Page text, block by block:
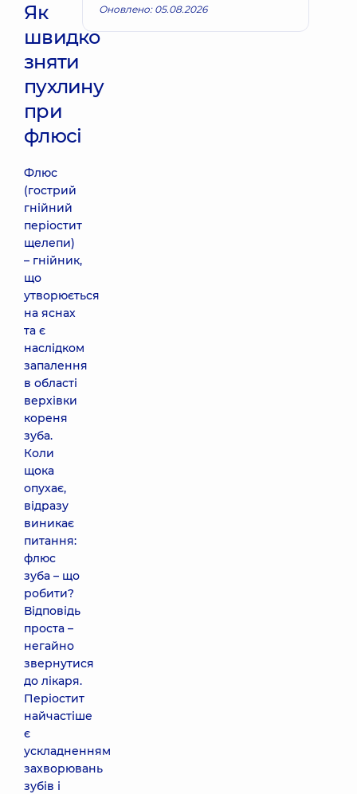
Як
швидко
зняти
пухлину
при
флюсі
Флюс
(гострий
гнійний
періостит
щелепи)
– гнійник,
що
утворюється
на яснах
та є
наслідком
запалення
в області
верхівки
кореня
зуба.
Коли
щока
опухає,
відразу
виникає
питання:
флюс
зуба – що
робити?
Відповідь
проста –
негайно
звернутися
до лікаря.
Періостит
найчастіше
є
ускладненням
захворювань
зубів і
Оновлено: 05.08.2026